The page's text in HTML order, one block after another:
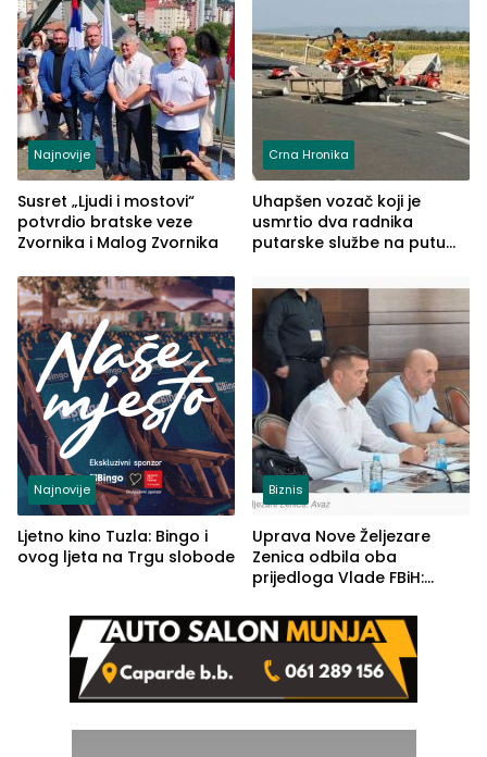
Najnovije
Susret „Ljudi i mostovi“
potvrdio bratske veze
Zvornika i Malog Zvornika
Crna Hronika
Uhapšen vozač koji je
usmrtio dva radnika
putarske službe na putu
(FOTO)
Najnovije
Ljetno kino Tuzla: Bingo i
ovog ljeta na Trgu slobode
Biznis
Uprava Nove Željezare
Zenica odbila oba
prijedloga Vlade FBiH:
rješenje